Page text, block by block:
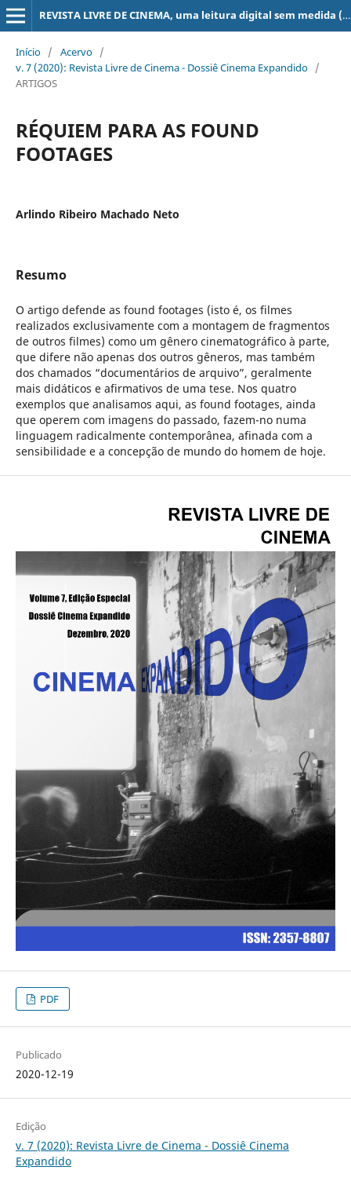
REVISTA LIVRE DE CINEMA, uma leitura digital sem medida (super 8, 16, 35, 70 mm, ...)
Início / Acervo /
v. 7 (2020): Revista Livre de Cinema - Dossiê Cinema Expandido /
ARTIGOS
RÉQUIEM PARA AS FOUND
FOOTAGES
Arlindo Ribeiro Machado Neto
Resumo
O artigo defende as found footages (isto é, os filmes
realizados exclusivamente com a montagem de fragmentos
de outros filmes) como um gênero cinematográfico à parte,
que difere não apenas dos outros gêneros, mas também
dos chamados “documentários de arquivo”, geralmente
mais didáticos e afirmativos de uma tese. Nos quatro
exemplos que analisamos aqui, as found footages, ainda
que operem com imagens do passado, fazem-no numa
linguagem radicalmente contemporânea, afinada com a
sensibilidade e a concepção de mundo do homem de hoje.
PDF
Publicado
2020-12-19
Edição
v. 7 (2020): Revista Livre de Cinema - Dossiê Cinema
Expandido